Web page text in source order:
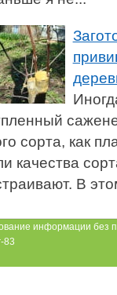
сорта, как
качества
В
информации без
83